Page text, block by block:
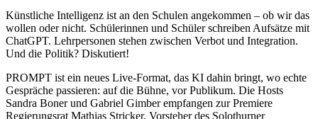
Künstliche Intelligenz ist an den Schulen angekommen – ob wir das
wollen oder nicht. Schülerinnen und Schüler schreiben Aufsätze mit
ChatGPT. Lehrpersonen stehen zwischen Verbot und Integration.
Und die Politik? Diskutiert!
PROMPT ist ein neues Live-Format, das KI dahin bringt, wo echte
Gespräche passieren: auf die Bühne, vor Publikum. Die Hosts
Sandra Boner und Gabriel Gimber empfangen zur Premiere
Regierungsrat Mathias Stricker, Vorsteher des Solothurner